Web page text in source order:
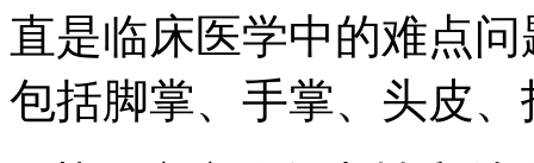
直是临床医学中的难点
包括脚掌、手掌、头皮